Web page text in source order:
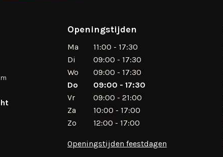
Openingstijden
Ma
11:00 - 17:30
Di
09:00 - 17:30
Wo
09:00 - 17:30
Do
09:00 - 17:30
Vr
09:00 - 21:00
Za
10:00 - 17:00
Zo
12:00 - 17:00
Openingstijden feestdagen